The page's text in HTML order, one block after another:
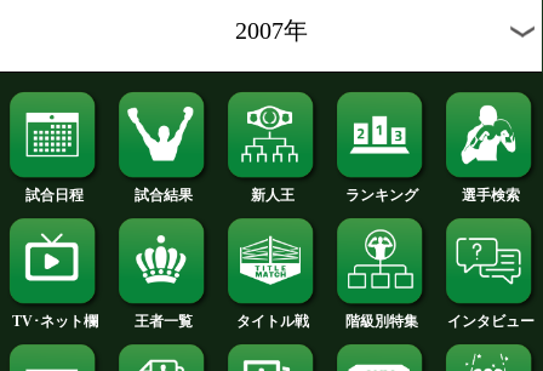
2011年
2010年
2009年